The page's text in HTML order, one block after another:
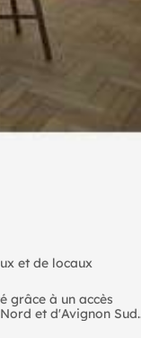
et de locaux
grâce à un accès
et d'Avignon Sud.